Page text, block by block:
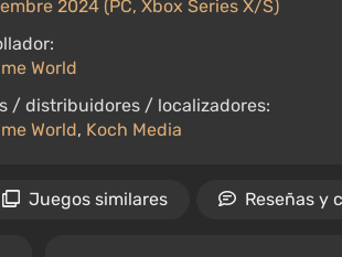
2024 (PC, Xbox Series X/S)
World
/ distribuidores / localizadores:
World, Koch Media
Juegos similares Reseñas y